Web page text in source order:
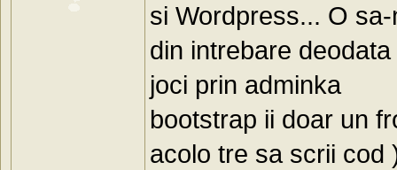
si Wordpress... O
din intrebare
joci prin adminka
bootstrap ii doar un
acolo tre sa scrii cod